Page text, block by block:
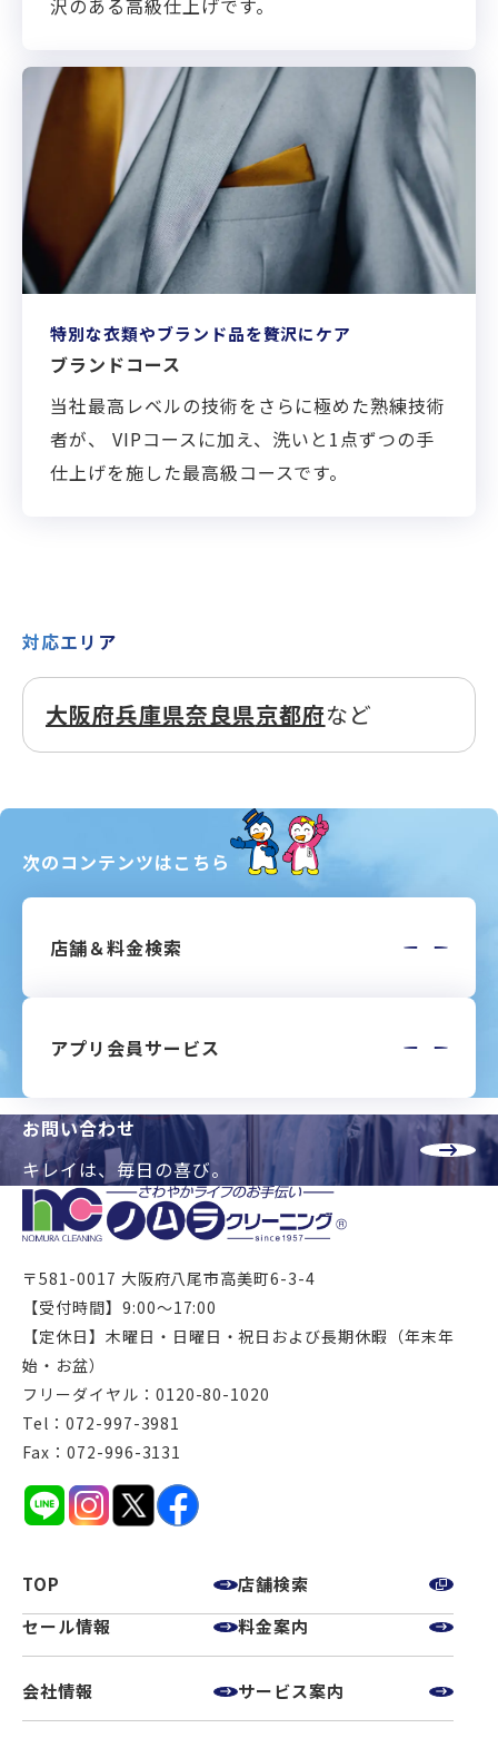
沢のある高級仕上げです。
XXXへページ遷移します。
特別な衣類やブランド品を贅沢にケア
ブランドコース
当社最高レベルの技術をさらに極めた熟練技術
者が、 VIPコースに加え、洗いと1点ずつの手
仕上げを施した最高級コースです。
対応エリア
大阪府兵庫県奈良県京都府など
次のコンテンツはこちら
店舗＆料金検索
アプリ会員サービス
お問い合わせ
キレイは、毎日の喜び。
〒581-0017 大阪府八尾市高美町6-3-4
【受付時間】9:00～17:00
【定休日】木曜日・日曜日・祝日および長期休暇（年末年
始・お盆）
フリーダイヤル：0120-80-1020
Tel：072-997-3981
Fax：072-996-3131
TOP
店舗検索
セール情報
料金案内
会社情報 サービス案内